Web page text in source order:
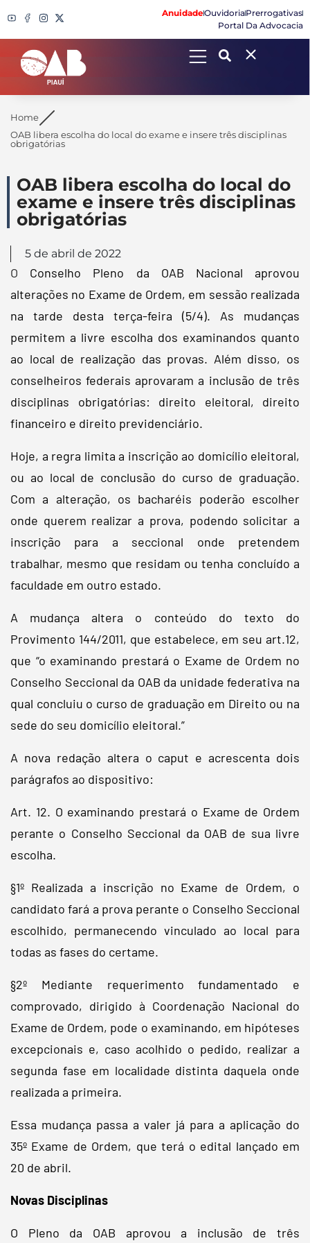
AnuidadeOuvidoriaPrerrogativas
Portal Da Advocacia
Search
Home
OAB libera escolha do local do exame e insere três disciplinas
obrigatórias
OAB libera escolha do local do
exame e insere três disciplinas
obrigatórias
5 de abril de 2022
O Conselho Pleno da OAB Nacional aprovou
alterações no Exame de Ordem, em sessão realizada
na tarde desta terça-feira (5/4). As mudanças
permitem a livre escolha dos examinandos quanto
ao local de realização das provas. Além disso, os
conselheiros federais aprovaram a inclusão de três
disciplinas obrigatórias: direito eleitoral, direito
financeiro e direito previdenciário.
Hoje, a regra limita a inscrição ao domicílio eleitoral,
ou ao local de conclusão do curso de graduação.
Com a alteração, os bacharéis poderão escolher
onde querem realizar a prova, podendo solicitar a
inscrição para a seccional onde pretendem
trabalhar, mesmo que residam ou tenha concluído a
faculdade em outro estado.
A mudança altera o conteúdo do texto do
Provimento 144/2011, que estabelece, em seu art.12,
que “o examinando prestará o Exame de Ordem no
Conselho Seccional da OAB da unidade federativa na
qual concluiu o curso de graduação em Direito ou na
sede do seu domicílio eleitoral.”
A nova redação altera o caput e acrescenta dois
parágrafos ao dispositivo:
Art. 12. O examinando prestará o Exame de Ordem
perante o Conselho Seccional da OAB de sua livre
escolha.
§1º Realizada a inscrição no Exame de Ordem, o
candidato fará a prova perante o Conselho Seccional
escolhido, permanecendo vinculado ao local para
todas as fases do certame.
§2º Mediante requerimento fundamentado e
comprovado, dirigido à Coordenação Nacional do
Exame de Ordem, pode o examinando, em hipóteses
excepcionais e, caso acolhido o pedido, realizar a
segunda fase em localidade distinta daquela onde
realizada a primeira.
Essa mudança passa a valer já para a aplicação do
35º Exame de Ordem, que terá o edital lançado em
20 de abril.
Novas Disciplinas
O Pleno da OAB aprovou a inclusão de três